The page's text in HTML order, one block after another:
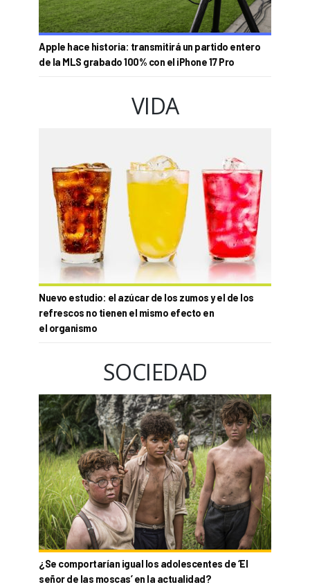
Apple hace historia: transmitirá un partido entero
de la MLS grabado 100% con el iPhone 17 Pro
VIDA
Nuevo estudio: el azúcar de los zumos y el de los
refrescos no tienen el mismo efecto en
el organismo
SOCIEDAD
¿Se comportarían igual los adolescentes de ‘El
señor de las moscas’ en la actualidad?